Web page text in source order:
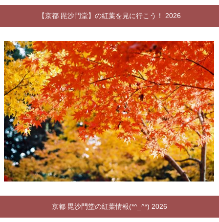
【京都 毘沙門堂】の紅葉を見に行こう！ 2026
京都 毘沙門堂の紅葉情報(*^_^*) 2026